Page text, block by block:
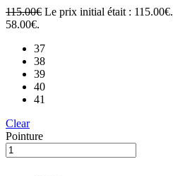
115.00€ Le prix initial était : 115.00€.
58.00€.
37
38
39
40
41
Clear
Pointure